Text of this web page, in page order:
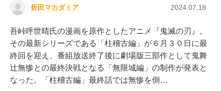
折田マカダミア 2024.07.18
吾峠呼世晴氏の漫画を原作としたアニメ『鬼滅の刃』。
その最新シリーズである「柱稽古編」が６月３０日に最
終回を迎え、番組放送終了後に劇場版三部作として鬼舞
辻無惨との最終決戦となる「無限城編」の制作が発表と
なった。「柱稽古編」最終話では無惨を倒…